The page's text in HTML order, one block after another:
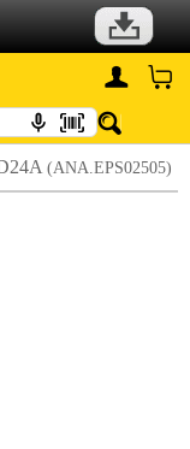
(ANA.EPS02505)